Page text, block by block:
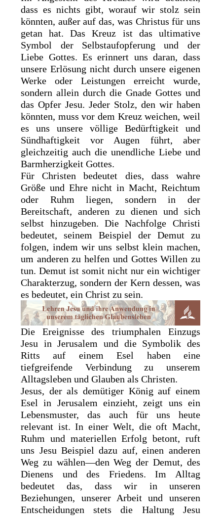
dass es nichts gibt, worauf wir stolz sein
könnten, außer auf das, was Christus für uns
getan hat. Das Kreuz ist das ultimative
Symbol der Selbstaufopferung und der
Liebe Gottes. Es erinnert uns daran, dass
unsere Erlösung nicht durch unsere eigenen
Werke oder Leistungen erreicht wurde,
sondern allein durch die Gnade Gottes und
das Opfer Jesu. Jeder Stolz, den wir haben
könnten, muss vor dem Kreuz weichen, weil
es uns unsere völlige Bedürftigkeit und
Sündhaftigkeit vor Augen führt, aber
gleichzeitig auch die unendliche Liebe und
Barmherzigkeit Gottes.
Für Christen bedeutet dies, dass wahre
Größe und Ehre nicht in Macht, Reichtum
oder Ruhm liegen, sondern in der
Bereitschaft, anderen zu dienen und sich
selbst hinzugeben. Die Nachfolge Christi
bedeutet, seinem Beispiel der Demut zu
folgen, indem wir uns selbst klein machen,
um anderen zu helfen und Gottes Willen zu
tun. Demut ist somit nicht nur ein wichtiger
Charakterzug, sondern der Kern dessen, was
es bedeutet, ein Christ zu sein.
Die Ereignisse des triumphalen Einzugs
Jesu in Jerusalem und die Symbolik des
Ritts auf einem Esel haben eine
tiefgreifende Verbindung zu unserem
Alltagsleben und Glauben als Christen.
Jesus, der als demütiger König auf einem
Esel in Jerusalem einzieht, zeigt uns ein
Lebensmuster, das auch für uns heute
relevant ist. In einer Welt, die oft Macht,
Ruhm und materiellen Erfolg betont, ruft
uns Jesu Beispiel dazu auf, einen anderen
Weg zu wählen—den Weg der Demut, des
Dienens und des Friedens. Im Alltag
bedeutet das, dass wir in unseren
Beziehungen, unserer Arbeit und unseren
Entscheidungen stets die Haltung Jesu